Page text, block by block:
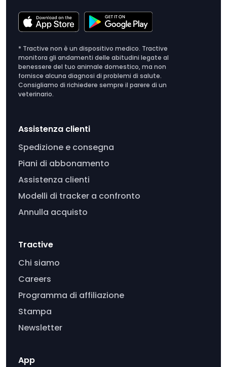
* Tractive non è un dispositivo medico. Tractive
monitora gli andamenti delle abitudini legate al
benessere del tuo animale domestico, ma non
fornisce alcuna diagnosi di problemi di salute.
Consigliamo di richiedere sempre il parere di un
veterinario.
Assistenza clienti
Spedizione e consegna
Piani di abbonamento
Assistenza clienti
Modelli di tracker a confronto
Annulla acquisto
Tractive
Chi siamo
Careers
Programma di affiliazione
Stampa
Newsletter
App